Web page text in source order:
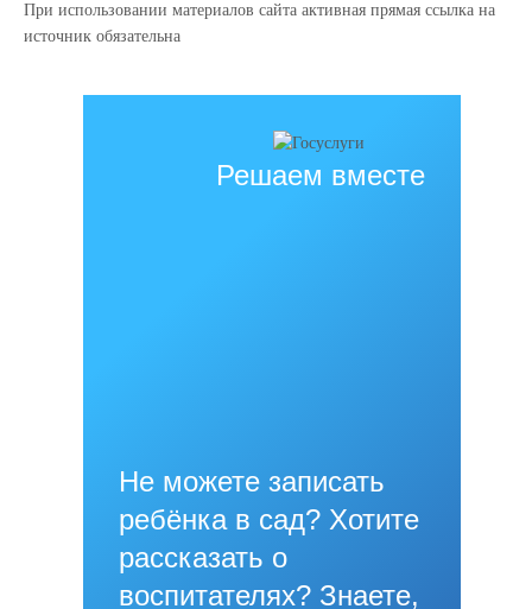
При использовании материалов сайта активная прямая ссылка на
источник обязательна
Решаем вместе
Не можете записать
ребёнка в сад? Хотите
рассказать о
воспитателях? Знаете,